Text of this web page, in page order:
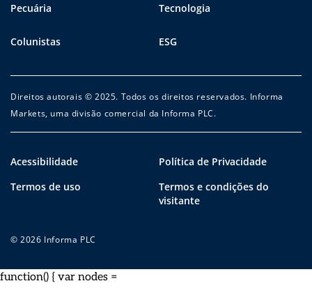
Pecuária Tecnologia
Colunistas ESG
Direitos autorais © 2025. Todos os direitos reservados. Informa
Markets, uma divisão comercial da Informa PLC.
Acessibilidade
Política de Privacidade
Termos de uso
Termos e condições do
visitante
© 2026 Informa PLC
function() { var nodes =